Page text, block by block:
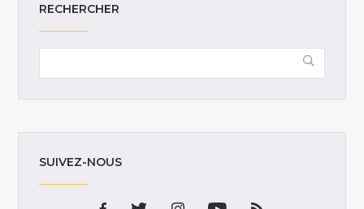
RECHERCHER
SUIVEZ-NOUS